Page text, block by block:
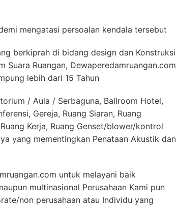
mengatasi persoalan kendala tersebut
berkiprah di bidang design dan Konstruksi
Suara Ruangan, Dewaperedamruangan.com
lebih dari 15 Tahun
/ Aula / Serbaguna, Ballroom Hotel,
Gereja, Ruang Siaran, Ruang
Kerja, Ruang Genset/blower/kontrol
yang mementingkan Penataan Akustik dan
untuk melayani baik
multinasional Perusahaan Kami pun
non perusahaan atau Individu yang